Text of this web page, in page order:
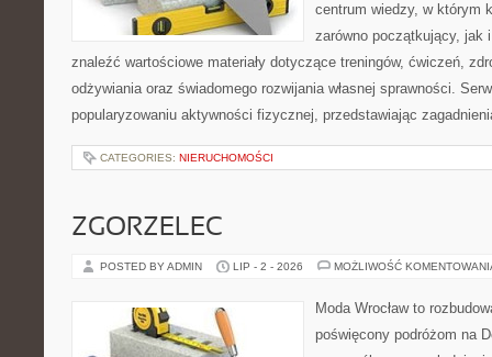
centrum wiedzy, w którym
zarówno początkujący, jak
znaleźć wartościowe materiały dotyczące treningów, ćwiczeń,
odżywiania oraz świadomego rozwijania własnej sprawności.
popularyzowaniu aktywności fizycznej, przedstawiając
CATEGORIES: NIERUCHOMOŚCI
ZGORZELEC
POSTED BY ADMIN LIP - 2 - 2026 MOŻLIWOŚĆ
Moda Wrocław to
poświęcony podróżom na